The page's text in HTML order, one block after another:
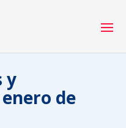
y
de
MONTHLY